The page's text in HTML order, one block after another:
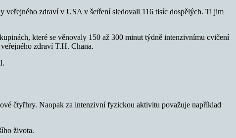
zdraví v USA v šetření sledovali 116 tisíc dospělých. Ti jim
které se věnovaly 150 až 300 minut týdně intenzivnímu cvičení
zdraví T.H. Chana.
čtyřhry. Naopak za intenzivní fyzickou aktivitu považuje například
života.